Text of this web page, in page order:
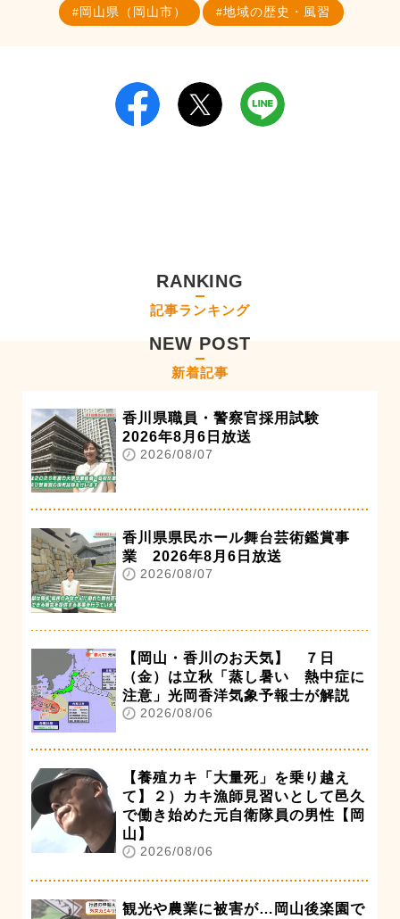
岡山県（岡山市） 地域の歴史・風習
RANKING
記事ランキング
NEW POST
新着記事
香川県職員・警察官採用試験
2026年8月6日放送
2026/08/07
香川県県民ホール舞台芸術鑑賞事
業 2026年8月6日放送
2026/08/07
【岡山・香川のお天気】 ７日
（金）は立秋「蒸し暑い 熱中症に
注意」光岡香洋気象予報士が解説
2026/08/06
【養殖カキ「大量死」を乗り越え
て】２）カキ漁師見習いとして邑久
で働き始めた元自衛隊員の男性【岡
山】
2026/08/06
観光や農業に被害が…岡山後楽園で